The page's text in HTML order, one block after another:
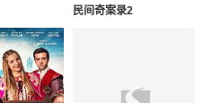
民间奇案录2